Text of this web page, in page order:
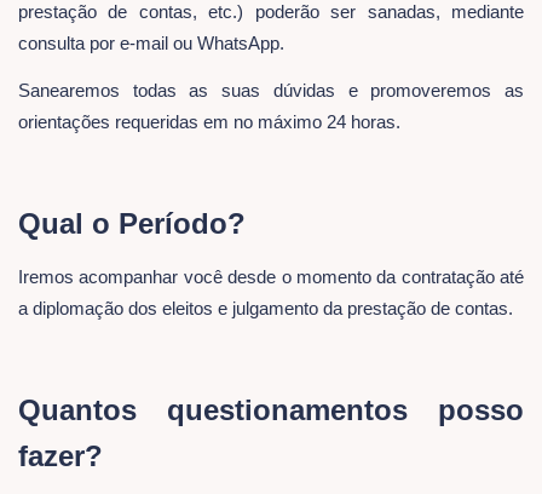
prestação de contas, etc.) poderão ser sanadas, mediante
consulta por e-mail ou WhatsApp.
Sanearemos todas as suas dúvidas e promoveremos as
orientações requeridas em no máximo 24 horas.
Qual o Período?
Iremos acompanhar você desde o momento da contratação até
a diplomação dos eleitos e julgamento da prestação de contas.
Quantos questionamentos posso
fazer?